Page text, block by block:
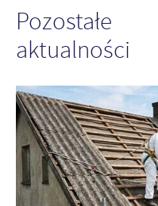
Pozostałe
aktualności